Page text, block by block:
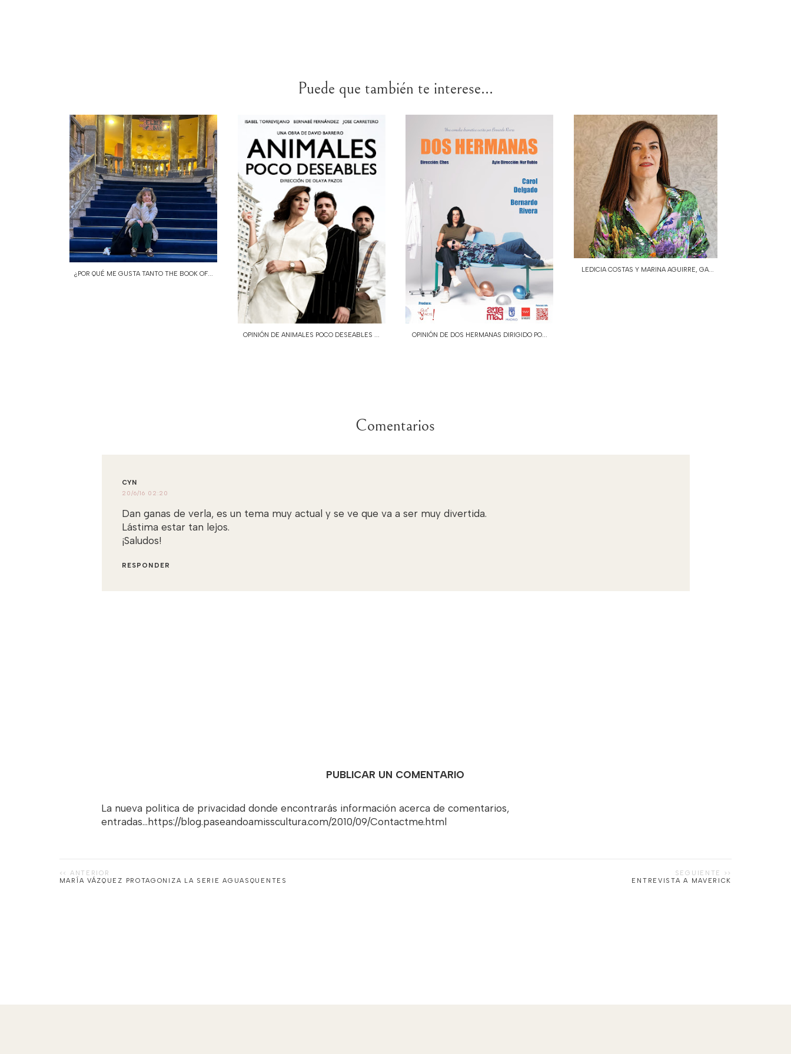
Puede que también te interese...
¿POR QUÉ ME GUSTA TANTO THE BOOK OF...
OPINIÓN DE ANIMALES POCO DESEABLES ... OPINIÓN DE DOS HERMANAS DIRIGIDO PO...
LEDICIA COSTAS Y MARINA AGUIRRE, GA...
Comentarios
CYN
20/6/16 02:20
Dan ganas de verla, es un tema muy actual y se ve que va a ser muy divertida.
Lástima estar tan lejos.
¡Saludos!
RESPONDER
PUBLICAR UN COMENTARIO
La nueva politica de privacidad donde encontrarás información acerca de comentarios,
entradas...https://blog.paseandoamisscultura.com/2010/09/Contactme.html
MARÍA VÁZQUEZ PROTAGONIZA LA SERIE AGUASQUENTES ENTREVISTA A MAVERICK